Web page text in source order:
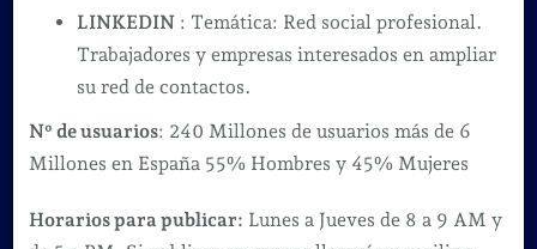
LINKEDIN: Temática: Red social profesional.
Trabajadores y empresas interesados en ampliar
su red de contactos.
Nº de usuarios: 240 Millones de usuarios más de 6
Millones en España 55% Hombres y 45% Mujeres
Horarios para publicar: Lunes a Jueves de 8 a 9 AM y